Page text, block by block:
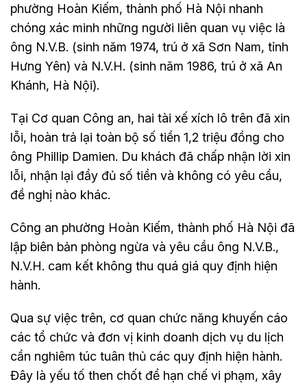
phường Hoàn Kiếm, thành phố Hà Nội nhanh
chóng xác minh những người liên quan vụ việc là
ông N.V.B. (sinh năm 1974, trú ở xã Sơn Nam, tỉnh
Hưng Yên) và N.V.H. (sinh năm 1986, trú ở xã An
Khánh, Hà Nội).
Tại Cơ quan Công an, hai tài xế xích lô trên đã xin
lỗi, hoàn trả lại toàn bộ số tiền 1,2 triệu đồng cho
ông Phillip Damien. Du khách đã chấp nhận lời xin
lỗi, nhận lại đầy đủ số tiền và không có yêu cầu,
đề nghị nào khác.
Công an phường Hoàn Kiếm, thành phố Hà Nội đã
lập biên bản phòng ngừa và yêu cầu ông N.V.B.,
N.V.H. cam kết không thu quá giá quy định hiện
hành.
Qua sự việc trên, cơ quan chức năng khuyến cáo
các tổ chức và đơn vị kinh doanh dịch vụ du lịch
cần nghiêm túc tuân thủ các quy định hiện hành.
Đây là yếu tố then chốt để hạn chế vi phạm, xây